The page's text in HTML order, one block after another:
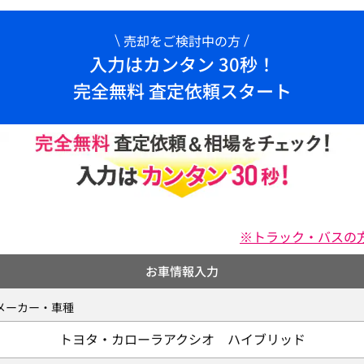
売却をご検討中の方
入力はカンタン 30秒！
完全無料 査定依頼スタート
※トラック・バスの
お車情報入力
ーカー・車種
トヨタ・カローラアクシオ ハイブリッド